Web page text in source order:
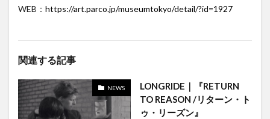
WEB： https://art.parco.jp/museumtokyo/detail/?id=1927
関連する記事
NEWS
LONGRIDE｜『RETURN
TO REASON /リターン・ト
ゥ・リーズン』